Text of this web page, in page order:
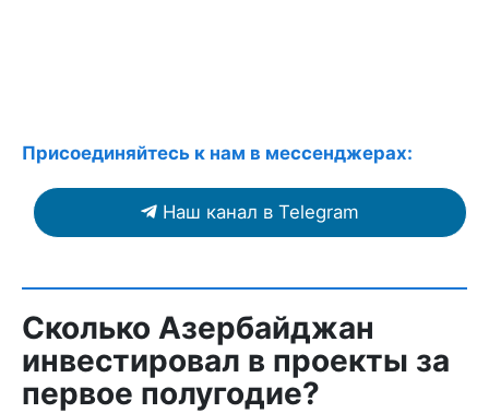
Присоединяйтесь к нам в мессенджерах:
Наш канал в Telegram
Сколько Азербайджан
инвестировал в проекты за
первое полугодие?